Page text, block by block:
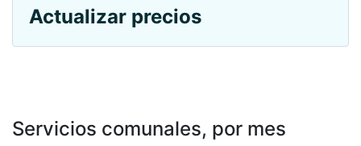
Actualizar precios
Servicios comunales, por mes